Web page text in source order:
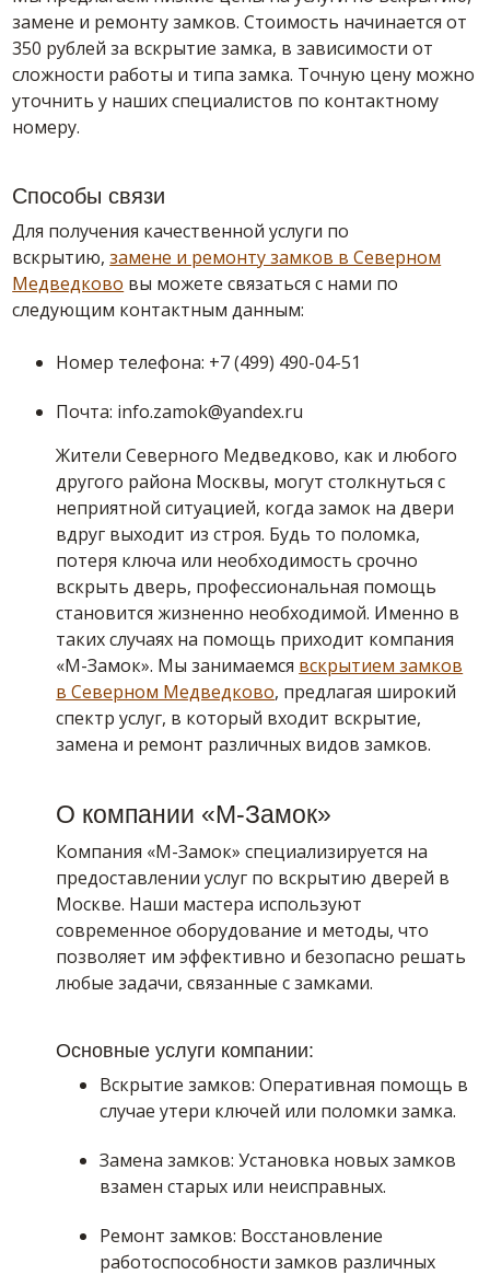
замене и ремонту замков. Стоимость начинается от
350 рублей за вскрытие замка, в зависимости от
сложности работы и типа замка. Точную цену можно
уточнить у наших специалистов по контактному
номеру.
Способы связи
Для получения качественной услуги по
вскрытию,замене и ремонту замков в Северном
Медведково вы можете связаться с нами по
следующим контактным данным:
Номер телефона: +7 (499) 490-04-51
Почта: info.zamok@yandex.ru
Жители Северного Медведково, как и любого
другого района Москвы, могут столкнуться с
неприятной ситуацией, когда замок на двери
вдруг выходит из строя. Будь то поломка,
потеря ключа или необходимость срочно
вскрыть дверь, профессиональная помощь
становится жизненно необходимой. Именно в
таких случаях на помощь приходит компания
«М-Замок». Мы занимаемся вскрытием замков
в Северном Медведково, предлагая широкий
спектр услуг, в который входит вскрытие,
замена и ремонт различных видов замков.
О компании «М-Замок»
Компания «М-Замок» специализируется на
предоставлении услуг по вскрытию дверей в
Москве. Наши мастера используют
современное оборудование и методы, что
позволяет им эффективно и безопасно решать
любые задачи, связанные с замками.
Основные услуги компании:
Вскрытие замков: Оперативная помощь в
случае утери ключей или поломки замка.
Замена замков: Установка новых замков
взамен старых или неисправных.
Ремонт замков: Восстановление
работоспособности замков различных